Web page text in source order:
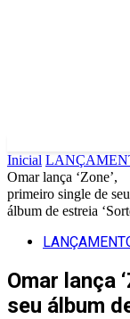
Inicial
Omar lança ‘Zone’,
primeiro single de seu
álbum de estreia
Omar lança
seu álbum